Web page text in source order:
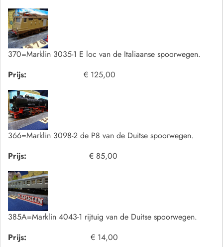
370=Marklin 3035-1 E loc van de Italiaanse spoorwegen.
Prijs:
€ 125,00
366=Marklin 3098-2 de P8 van de Duitse spoorwegen.
Prijs:
€ 85,00
385A=Marklin 4043-1 rijtuig van de Duitse spoorwegen.
Prijs:
€ 14,00